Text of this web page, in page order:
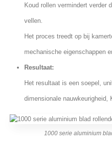
Koud rollen vermindert verder
vellen.
Het proces treedt op bij
mechanische eigenschappen
Resultaat:
Het resultaat is een soepel,
dimensionale nauwkeurigheid,
1000 serie aluminium